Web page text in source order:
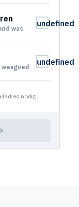
undefined
was
undefined
nodig